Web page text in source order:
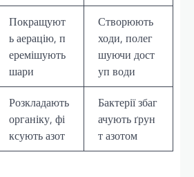
Покращуют
ь аерацію, п
еремішують
шари
Створюють
ходи, полег
шуючи дост
уп води
Розкладають
органіку, фі
ксують азот
Бактерії збаг
ачують ґрун
т азотом